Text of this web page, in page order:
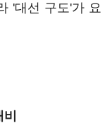
'대선 구도'가 요